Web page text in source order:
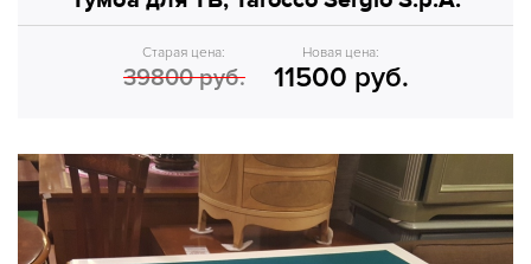
Старая цена:
39800 руб.
Новая цена:
11500 руб.